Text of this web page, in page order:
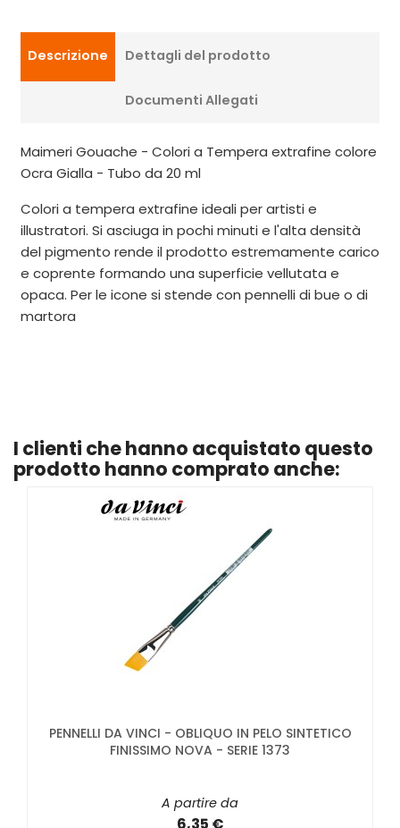
Descrizione Dettagli del prodotto
Documenti Allegati
Maimeri Gouache - Colori a Tempera extrafine colore
Ocra Gialla - Tubo da 20 ml
Colori a tempera extrafine ideali per artisti e
illustratori. Si asciuga in pochi minuti e l'alta densità
del pigmento rende il prodotto estremamente carico
e coprente formando una superficie vellutata e
opaca. Per le icone si stende con pennelli di bue o di
martora
I clienti che hanno acquistato questo
prodotto hanno comprato anche:
PENNELLI DA VINCI - OBLIQUO IN PELO SINTETICO
FINISSIMO NOVA - SERIE 1373
A partire da